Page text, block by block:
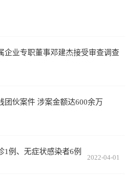
企业专职董事邓建杰接受审查调查
团伙案件 涉案金额达600余万
1例、无症状感染者6例
2022-04-01